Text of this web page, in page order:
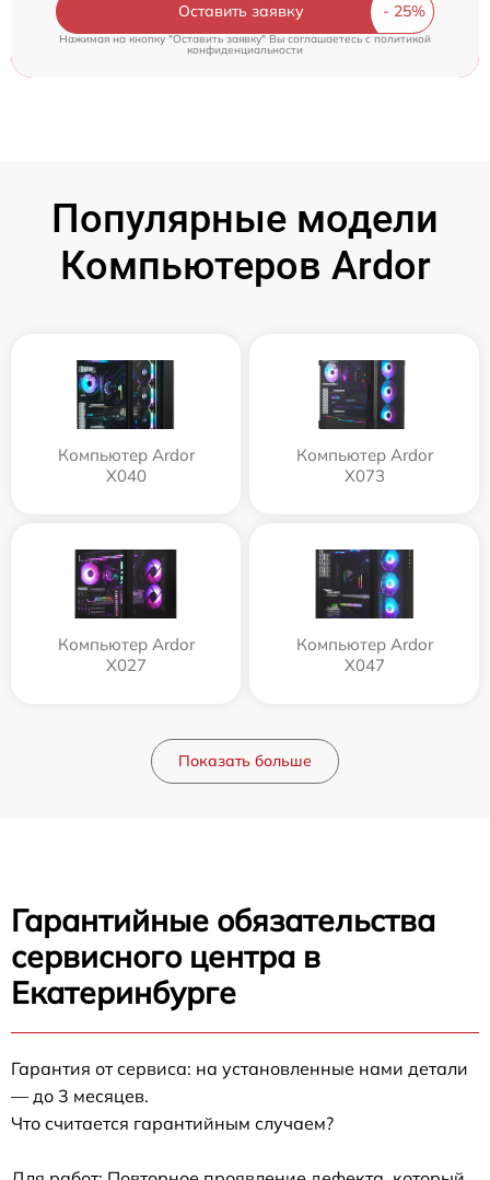
Оставить заявку
Нажимая на кнопку "Оставить заявку" Вы соглашаетесь cполитикой
конфиденциальности
Популярные модели
Компьютеров Ardor
Компьютер Ardor
X040
Компьютер Ardor
X073
Компьютер Ardor
X027
Компьютер Ardor
X047
Показать больше
Гарантийные обязательства
сервисного центра в
Екатеринбурге
Гарантия от сервиса: на установленные нами детали
— до 3 месяцев.
Что считается гарантийным случаем?